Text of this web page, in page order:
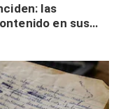
las
en sus
validación